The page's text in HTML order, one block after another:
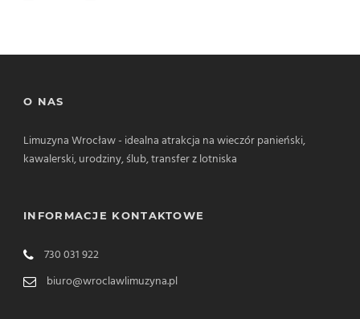
O NAS
Limuzyna Wrocław - idealna atrakcja na wieczór panieński,
kawalerski, urodziny, ślub, transfer z lotniska
INFORMACJE KONTAKTOWE
730 031 922
biuro@wroclawlimuzyna.pl